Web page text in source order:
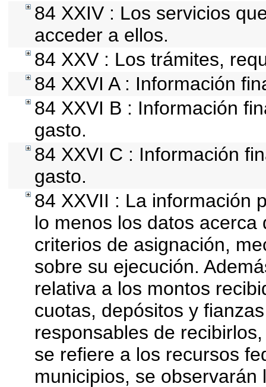
84 XXIV : Los servicios
acceder a ellos.
84 XXV : Los trámites,
84 XXVI A : Información
84 XXVI B : Información
gasto.
84 XXVI C : Información
gasto.
84 XXVII : La información
lo menos los datos
criterios de asignación,
sobre su ejecución.
relativa a los montos
cuotas, depósitos y
responsables de
se refiere a los recursos
municipios, se